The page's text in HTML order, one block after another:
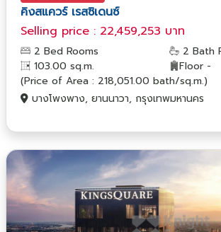
คิงสแควร์ เรสซิเดนซ์
Selling price : 22,459,253 บาท
2 Bed Rooms
2 Bath
103.00 sq.m.
Floor -
(Price of Area : 218,051.00 bath/sq.m.)
บางโพงพาง, ยานนาวา, กรุงเทพมหานคร